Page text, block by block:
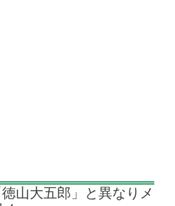
山大五郎」と異なりメ